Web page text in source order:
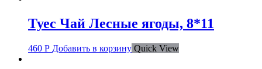
Туес Чай Лесные ягоды, 8*11
460 Р Добавить в корзину Quick View